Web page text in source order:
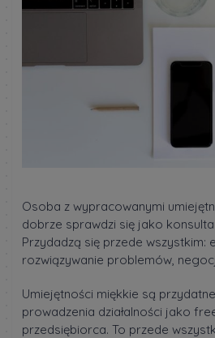
Osoba z wypracowanymi
dobrze sprawdzi się jako
Przydadzą się przede wszystkim:
rozwiązywanie problemów,
Umiejętności miękkie są
prowadzenia działalności jako
przedsiębiorca. To przede